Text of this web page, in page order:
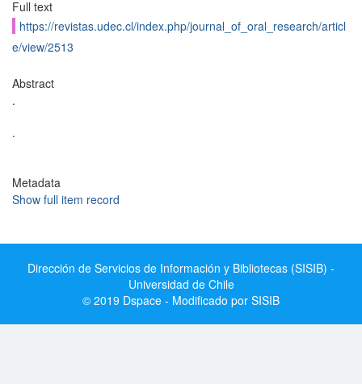
Full text
https://revistas.udec.cl/index.php/journal_of_oral_research/articl
e/view/2513
Abstract
.
.
Metadata
Show full item record
Dirección de Servicios de Información y Bibliotecas (SISIB) -
Universidad de Chile
© 2019 Dspace - Modificado por SISIB